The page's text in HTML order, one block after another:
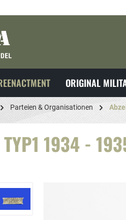
ORIGINAL
Parteien & Organisationen
1934 -